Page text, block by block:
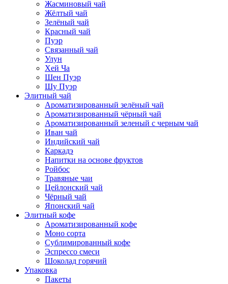
Жасминовый чай
Жёлтый чай
Зелёный чай
Красный чай
Пуэр
Связанный чай
Улун
Хей Ча
Шен Пуэр
Шу Пуэр
Элитный чай
Ароматизированный зелёный чай
Ароматизированный чёрный чай
Ароматизированный зеленый с черным чай
Иван чай
Индийский чай
Каркадэ
Напитки на основе фруктов
Ройбос
Травяные чаи
Цейлонский чай
Чёрный чай
Японский чай
Элитный кофе
Ароматизированный кофе
Моно сорта
Сублимированный кофе
Эспрессо смеси
Шоколад горячий
Упаковка
Пакеты